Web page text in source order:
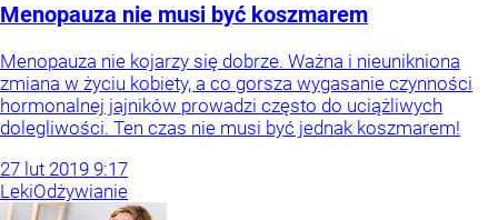
Menopauza nie musi być koszmarem
Menopauza nie kojarzy się dobrze. Ważna i nieunikniona
zmiana w życiu kobiety, a co gorsza wygasanie czynności
hormonalnej jajników prowadzi często do uciążliwych
dolegliwości. Ten czas nie musi być jednak koszmarem!
27 lut 2019 9:17
LekiOdżywianie